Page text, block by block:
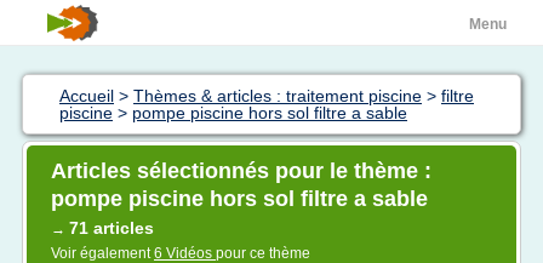
Menu
Accueil > Thèmes & articles : traitement piscine > filtre
piscine > pompe piscine hors sol filtre a sable
Articles sélectionnés pour le thème :
pompe piscine hors sol filtre a sable
→ 71 articles
Voir également6 Vidéos pour ce thème